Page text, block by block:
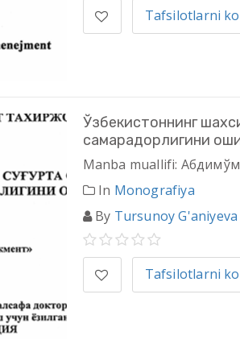
Tafsilotlarni
Ўзбекистоннинг
самарадорлигини
Manba muallifi:
In Monografiya
By Tursunoy G'aniyeva
Tafsilotlarni